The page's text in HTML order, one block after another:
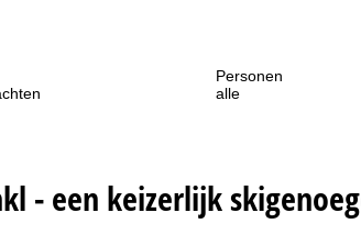
Personen
alle
- een keizerlijk